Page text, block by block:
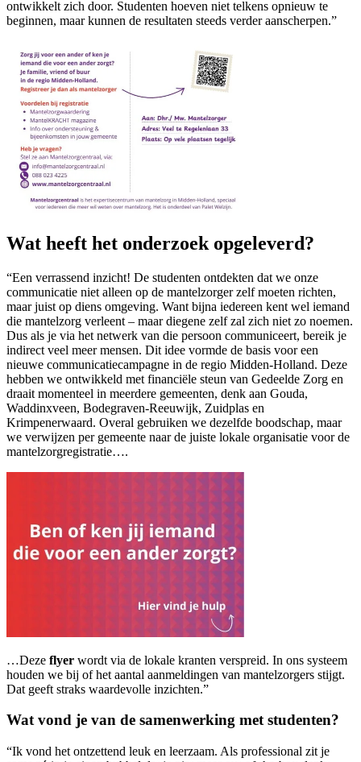
ontwikkelt zich door. Studenten hoeven niet telkens opnieuw te
beginnen, maar kunnen de resultaten steeds verder aanscherpen.”
Wat heeft het onderzoek opgeleverd?
“Een verrassend inzicht! De studenten ontdekten dat we onze
communicatie niet alleen op de mantelzorger zelf moeten richten,
maar juist op diens omgeving. Want bijna iedereen kent wel iemand
die mantelzorg verleent – maar diegene zelf zal zich niet zo noemen.
Dus als je via het netwerk van die persoon communiceert, bereik je
indirect veel meer mensen. Dit idee vormde de basis voor een
nieuwe communicatiecampagne in de regio Midden-Holland. Deze
hebben we ontwikkeld met financiële steun van Gedeelde Zorg en
draait momenteel in meerdere gemeenten, denk aan Gouda,
Waddinxveen, Bodegraven-Reeuwijk, Zuidplas en
Krimpenerwaard. Overal gebruiken we dezelfde boodschap, maar
we verwijzen per gemeente naar de juiste lokale organisatie voor de
mantelzorgregistratie….
…Deze flyer wordt via de lokale kranten verspreid. In ons systeem
houden we bij of het aantal aanmeldingen van mantelzorgers stijgt.
Dat geeft straks waardevolle inzichten.”
Wat vond je van de samenwerking met studenten?
“Ik vond het ontzettend leuk en leerzaam. Als professional zit je